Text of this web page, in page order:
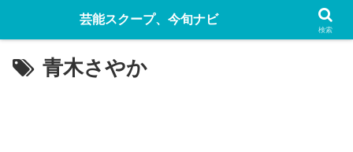
青木さやか
芸能スクープ、今旬ナビ
検索